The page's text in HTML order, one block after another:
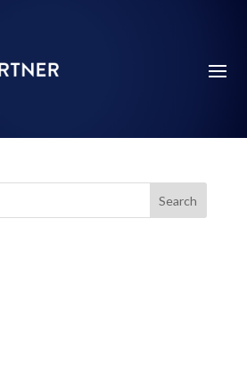
Search